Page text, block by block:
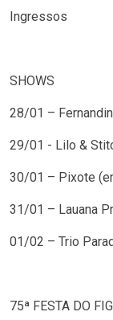
Ingressos
SHOWS
28/01 –
29/01 - Lilo &
30/01 – Pixote
31/01 – Lauana
01/02 – Trio
75ª FESTA DO